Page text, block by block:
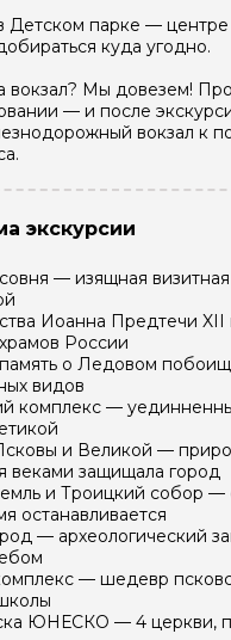
парке — центре
куда угодно.
вокзал? Мы довезем!
— и после
вокзал к
экскурсии
— изящная
Иоанна Предтечи
России
о Ледовом
видов
комплекс —
и Великой —
веками защищала город
и Троицкий собор —
останавливается
— археологический
— шедевр
ЮНЕСКО — 4 церкви,
вопрос гиду
почта
вопросы,
на обработку
Отправить